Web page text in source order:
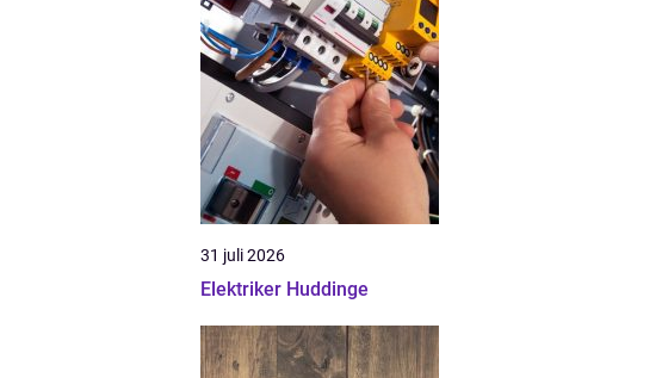
31 juli 2026
Elektriker Huddinge